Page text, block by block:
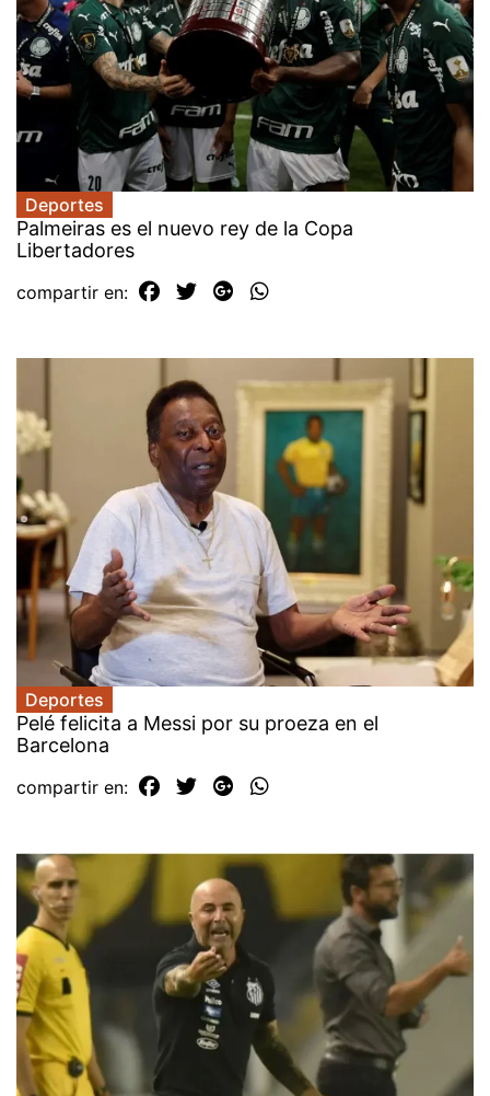
Deportes
Palmeiras es el nuevo rey de la Copa
Libertadores
compartir en:
Deportes
Pelé felicita a Messi por su proeza en el
Barcelona
compartir en: